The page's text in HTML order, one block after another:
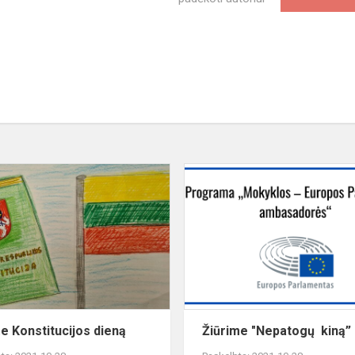
Minime
Konstitucijos
dieną
Konstitucijos dieną Žiūrime "Nepatogų kiną”